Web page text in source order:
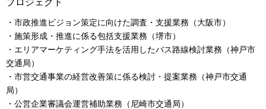
プロジェクト
・市政推進ビジョン策定に向けた調査・支援業務（大阪市）
・施策形成・推進に係る包括支援業務（堺市）
・エリアマーケティング手法を活用したバス路線検討業務（神戸市
交通局）
・市営交通事業の経営改善策に係る検討・提案業務（神戸市交通
局）
・公営企業審議会運営補助業務（尼崎市交通局）